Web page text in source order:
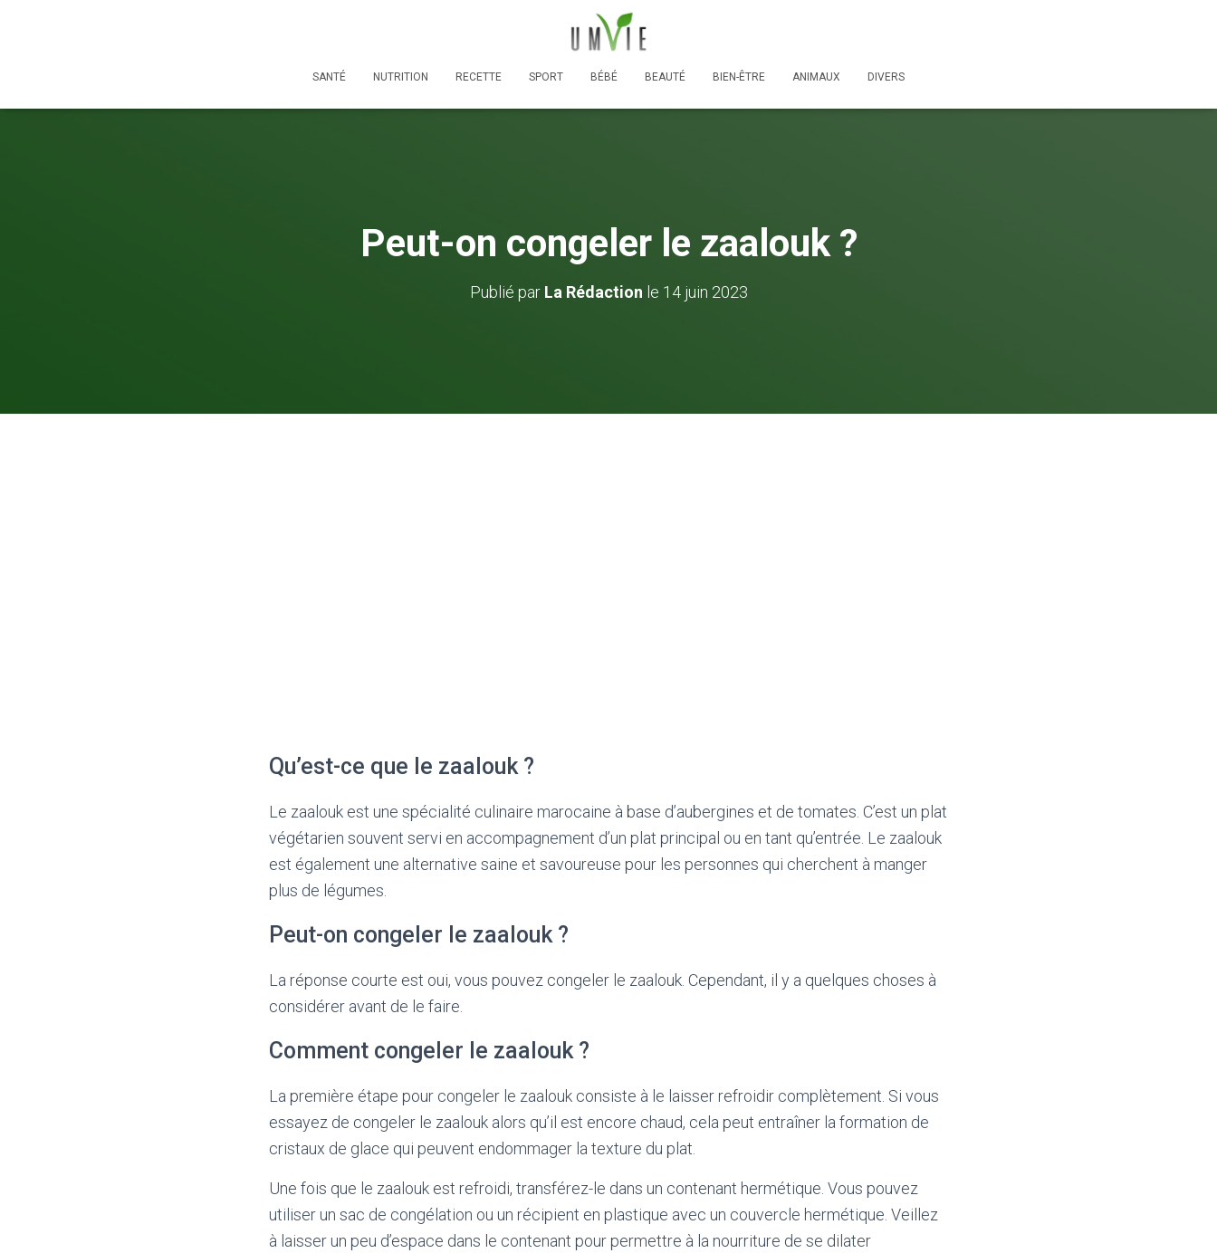
SANTÉ NUTRITION RECETTE SPORT BÉBÉ BEAUTÉ BIEN-ÊTRE ANIMAUX DIVERS
Peut-on congeler le zaalouk ?
Publié par La Rédaction le 14 juin 2023
Qu’est-ce que le zaalouk ?
Le zaalouk est une spécialité culinaire marocaine à base d’aubergines et de tomates. C’est un plat
végétarien souvent servi en accompagnement d’un plat principal ou en tant qu’entrée. Le zaalouk
est également une alternative saine et savoureuse pour les personnes qui cherchent à manger
plus de légumes.
Peut-on congeler le zaalouk ?
La réponse courte est oui, vous pouvez congeler le zaalouk. Cependant, il y a quelques choses à
considérer avant de le faire.
Comment congeler le zaalouk ?
La première étape pour congeler le zaalouk consiste à le laisser refroidir complètement. Si vous
essayez de congeler le zaalouk alors qu’il est encore chaud, cela peut entraîner la formation de
cristaux de glace qui peuvent endommager la texture du plat.
Une fois que le zaalouk est refroidi, transférez-le dans un contenant hermétique. Vous pouvez
utiliser un sac de congélation ou un récipient en plastique avec un couvercle hermétique. Veillez
à laisser un peu d’espace dans le contenant pour permettre à la nourriture de se dilater